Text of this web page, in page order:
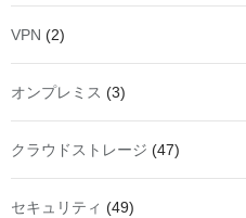
VPN (2)
オンプレミス (3)
クラウドストレージ (47)
セキュリティ (49)